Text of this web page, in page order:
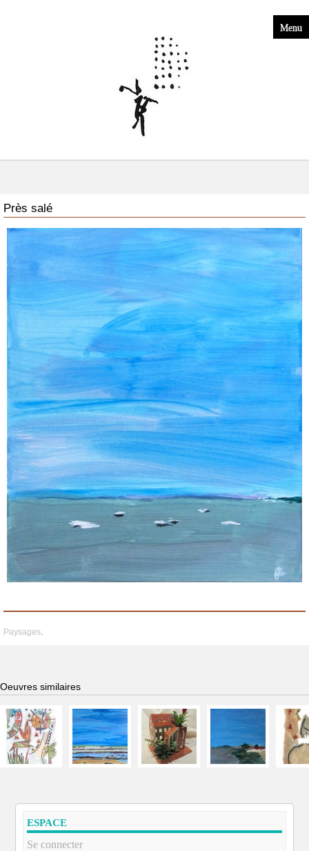
Menu
Près salé
Paysages.
Oeuvres similaires
ESPACE
Se connecter